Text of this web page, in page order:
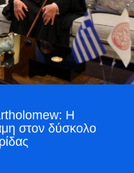
Η
στον δύσκολο